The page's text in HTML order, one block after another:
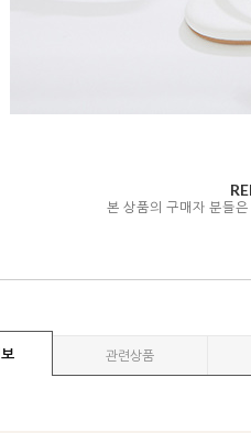
본 상품의 구매자 분들
관련상품